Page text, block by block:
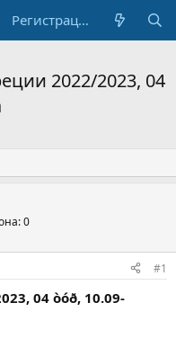
Регистрация
2022/2023, 04
0
#1
04 òóð, 10.09-